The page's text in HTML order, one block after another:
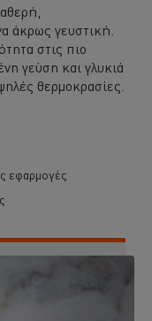
άκρως γευστική.
στις πιο
γεύση και γλυκιά
θερμοκρασίες.
εφαρμογές